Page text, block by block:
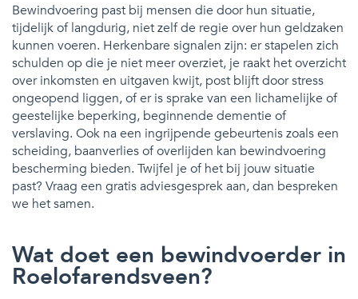
Bewindvoering past bij mensen die door hun situatie,
tijdelijk of langdurig, niet zelf de regie over hun geldzaken
kunnen voeren. Herkenbare signalen zijn: er stapelen zich
schulden op die je niet meer overziet, je raakt het overzicht
over inkomsten en uitgaven kwijt, post blijft door stress
ongeopend liggen, of er is sprake van een lichamelijke of
geestelijke beperking, beginnende dementie of
verslaving. Ook na een ingrijpende gebeurtenis zoals een
scheiding, baanverlies of overlijden kan bewindvoering
bescherming bieden. Twijfel je of het bij jouw situatie
past? Vraag een gratis adviesgesprek aan, dan bespreken
we het samen.
Wat doet een bewindvoerder in
Roelofarendsveen?